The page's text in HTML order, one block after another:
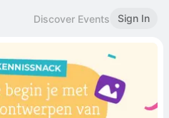
Discover Events Sign In